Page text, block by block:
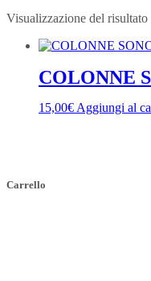
Visualizzazione del risultato
COLONNE
15,00€Aggiungi al
Carrello